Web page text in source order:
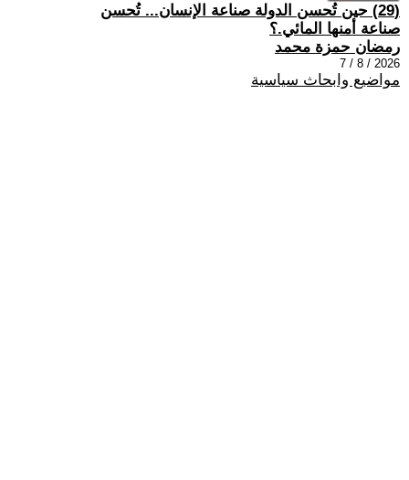
(29) حين تُحسن الدولة صناعة الإنسان... تُحسن
صناعة أمنها المائي.؟
رمضان حمزة محمد
2026 / 8 / 7
مواضيع وابحاث سياسية